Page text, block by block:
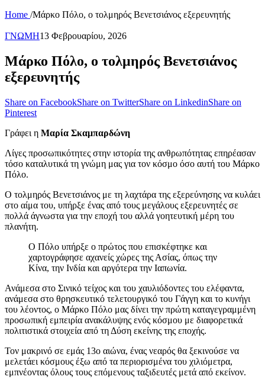
Home /Μάρκο Πόλο, ο τολμηρός Βενετσιάνος εξερευνητής
ΓΝΩΜΗ13 Φεβρουαρίου, 2026
Μάρκο Πόλο, ο τολμηρός Βενετσιάνος
εξερευνητής
Share on FacebookShare on TwitterShare on LinkedinShare on
Pinterest
Γράφει η Μαρία Σκαμπαρδώνη
Λίγες προσωπικότητες στην ιστορία της ανθρωπότητας επηρέασαν
τόσο καταλυτικά τη γνώμη μας για τον κόσμο όσο αυτή του Μάρκο
Πόλο.
Ο τολμηρός Βενετσιάνος με τη λαχτάρα της εξερεύνησης να κυλάει
στο αίμα του, υπήρξε ένας από τους μεγάλους εξερευνητές σε
πολλά άγνωστα για την εποχή του αλλά γοητευτική μέρη του
πλανήτη.
Ο Πόλο υπήρξε ο πρώτος που επισκέφτηκε και
χαρτογράφησε αχανείς χώρες της Ασίας, όπως την
Κίνα, την Ινδία και αργότερα την Ιαπωνία.
Ανάμεσα στο Σινικό τείχος και του χαυλιόδοντες του ελέφαντα,
ανάμεσα στο θρησκευτικό τελετουργικό του Γάγγη και το κυνήγι
του λέοντος, ο Μάρκο Πόλο μας δίνει την πρώτη καταγεγραμμένη
προσωπική εμπειρία ανακάλυψης ενός κόσμου με διαφορετικά
πολιτιστικά στοιχεία από τη Δύση εκείνης της εποχής.
Τον μακρινό σε εμάς 13ο αιώνα, ένας νεαρός θα ξεκινούσε να
μελετάει κόσμους έξω από τα περιορισμένα του χιλιόμετρα,
εμπνέοντας όλους τους επόμενους ταξιδευτές μετά από εκείνον.